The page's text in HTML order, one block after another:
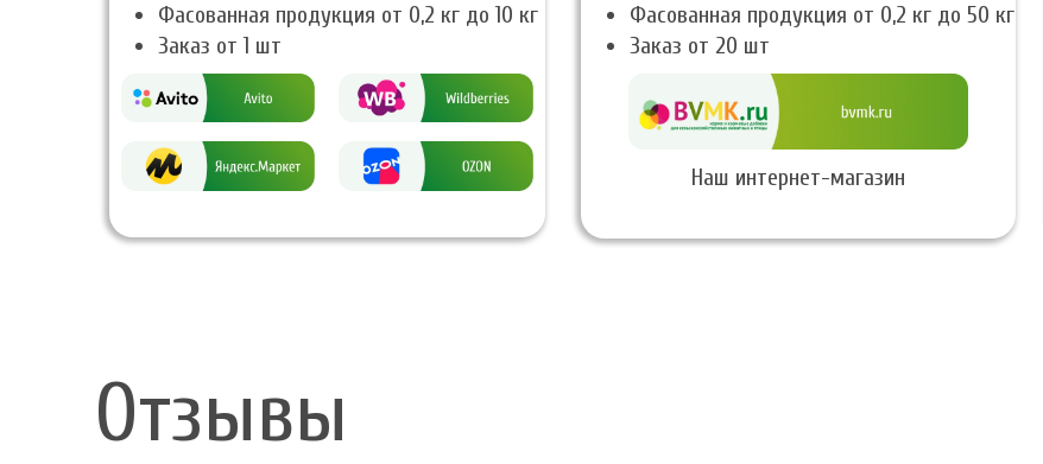
Фасованная продукция от 0,2 кг до 10 кг
Заказ от 1 шт
Фасованная продукция от 0,2 кг до 50 кг
Заказ от 20 шт
Наш интернет-магазин
Отзывы